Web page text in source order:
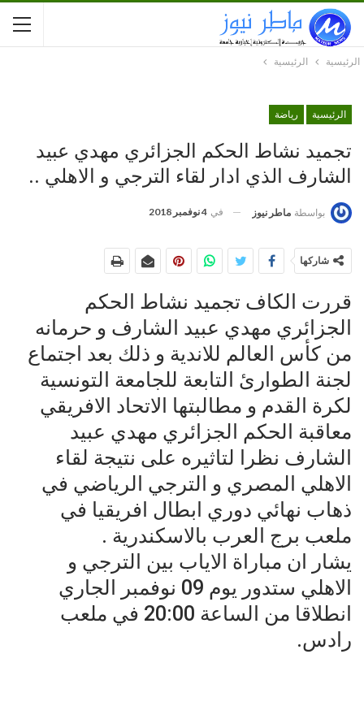
الرئيسية الرئيسية
الرئيسية رياضة
تجميد نشاط الحكم الجزائري مهدي عبيد
الشارف الذي ادار لقاء الترجي و الاهلي ..
بواسطة ماطر نيوز في 4 نوفمبر 2018
شاركها
قررت الكاف تجميد نشاط الحكم
الجزائري مهدي عبيد الشارف و حرمانه
من كأس العالم للاندية و ذلك بعد اجتماع
لجنة الطوارئ التابعة للجامعة التونسية
لكرة القدم و مطالبتها الاتحاد الافريقي
معاقبة الحكم الجزائري مهدي عبيد
الشارف نظرا لتاثيره على نتيجة لقاء
الاهلي المصري و الترجي الرياضي في
ذهاب نهائي دوري ابطال افريقيا في
ملعب برج العرب بالاسكندرية .
يشار ان مباراة الاياب بين الترجي و
الاهلي ستدور يوم 09 نوفمبر الجاري
انطلاقا من الساعة 20:00 في ملعب
رادس.